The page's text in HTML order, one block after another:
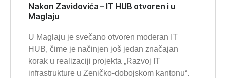
Nakon Zavidovića – IT HUB otvoren i u
Maglaju
U Maglaju je svečano otvoren moderan IT
HUB, čime je načinjen još jedan značajan
korak u realizaciji projekta „Razvoj IT
infrastrukture u Zeničko-dobojskom kantonu“.